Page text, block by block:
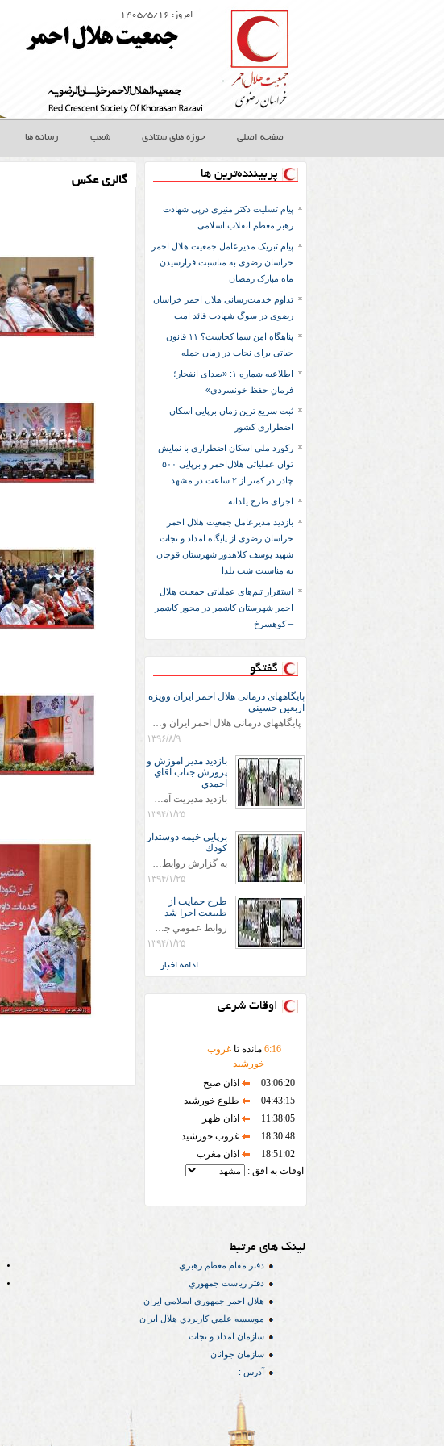
امروز: ۱۴۰۵/۵/۱۶
صفحه اصلی حوزه های ستادی شعب رسانه ها
پربیننده‌ترین ها
پیام تسلیت دکتر منیری درپی شهادت
رهبر معظم انقلاب اسلامی
پیام تبریک مدیرعامل جمعیت هلال احمر
خراسان رضوی به مناسبت فرارسیدن
ماه مبارک رمضان
تداوم خدمت‌رسانی هلال احمر خراسان
رضوی در سوگ شهادت قائد امت
پناهگاه امن شما کجاست؟ ۱۱ قانون
حیاتی برای نجات در زمان حمله
اطلاعیه شماره ۱: «صدای انفجار؛
فرمانِ حفظ خونسردی»
ثبت سریع‌ ترین زمان برپایی اسکان
اضطراری کشور
رکورد ملی اسکان اضطراری با نمایش
توان عملیاتی هلال‌احمر و برپایی ۵۰۰
چادر در کمتر از ۲ ساعت در مشهد
اجرای طرح یلدانه
بازدید مدیرعامل جمعیت هلال احمر
خراسان رضوی از پایگاه امداد و نجات
شهید یوسف کلاهدوز شهرستان قوچان
به مناسبت شب یلدا
استقرار تیم‌های عملیاتی جمعیت هلال
احمر شهرستان کاشمر در محور کاشمر
– کوهسرخ
گفتگو
پایگاههای درمانی هلال احمر ایران وویزه
اربعین حسینی
پایگاههای درمانی هلال احمر ایران وویزه اربعین حسینی
۱۳۹۶/۸/۹
بازديد مدير اموزش و
پرورش جناب اقاي
احمدي
بازديد مديريت آموزش و پروش جناب اقاي احمدي به همراه اعضاي ستاد اسكان آموزش و پروش شهرستان سرخس در ساعت 11:30 در مورخه 11/1/1394 صورت گرفت و مسئولین با حضور در پست مسافرين نوروزی كه جمعیت هلال احمر شهرستان از نزدیک در جریان روند اجرای طرح های قرار گرفتند .
۱۳۹۴/۱/۲۵
برپايي خيمه دوستدار
كودك
به گزارش روابط عمومي جمعيت هلال احمر شهرستان سرخس علاوه بر اجرای خدمات امدادی، راهنمایی های گردشگری و موقعیت های جغرافیایی و برپایی چادرهای سلامت به منظور سنجش رایگان فشار و قندخون مسافران، ، خيمه هايي.با عنوان دوستدار کودک تجهیزشده که دراین فضا کودکان مراجعه کننده از طریق نقاشی و سایر هنرهای تجسمی با مفاهیم جمعیت هلال احمر و اصول هفتگانه آن آشنا می شوند. به دليل حضور چشم گير كودكان و خانواده ها سعی شده در قالب های متناسب با سنین کودکان مراجعه کنند
۱۳۹۴/۱/۲۵
طرح حمايت از
طبيعت اجرا شد
روابط عمومي جمعيت هلال احمر سرخس جمعيت هلال احمر سرخس در روز طبيعت جوانان جمعيت هلال احمر سرخس در راستاي حفاظت و حمايت از محيط زيست با انگيزه داشتن طبيعت زيبا و بدون زباله و جهت فرهنگ سازي طرح حمايت از طبيعت را اجرا نمودند. اين طرح با رويكرد حمايتي و اموزشي در خصوص اشتي باطبيعت اجرا شد و در اين طرح 700 عدد كيسه زباله وبروشور در خروجي هاي شهر بين همشهريان و مسافرين نوروزي توزيع گرديد و در راه بازگشت كيسه هاي زباله توسط همشهريان به مامورين محترم شهرداري مستقر در ورودي شهر
۱۳۹۴/۱/۲۵
ادامه اخبار ...
اوقات شرعی
6:16 مانده تاغروب
خورشید
03:06:20
اذان صبح
04:43:15
طلوع خورشید
11:38:05
اذان ظهر
18:30:48
غروب خورشید
18:51:02
اذان مغرب
اوقات به افق :
گالری عکس
لینک های مرتبط
دفتر مقام معظم رهبري
دفتر رياست جمهوري
هلال احمر جمهوري اسلامي ايران
موسسه علمي كاربردي هلال ایران
سازمان امداد و نجات
سازمان جوانان
آدرس :